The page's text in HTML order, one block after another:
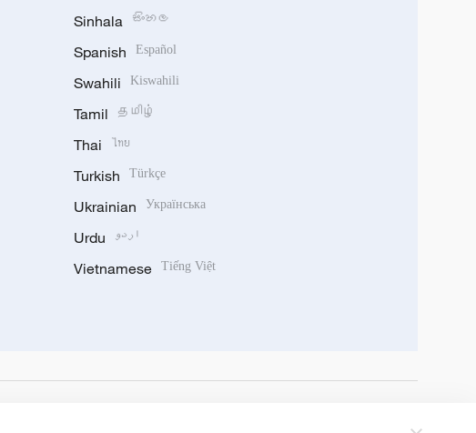
Sinhala සිංහල
Spanish Español
Swahili Kiswahili
Tamil தமிழ்
Thai ไทย
Turkish Türkçe
Ukrainian Українська
Urdu اردو
Vietnamese Tiếng Việt